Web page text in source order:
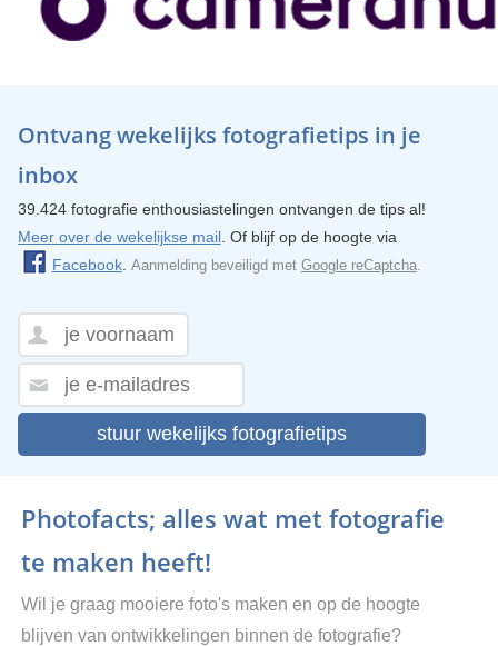
Ontvang wekelijks fotografietips in je
inbox
39.424 fotografie enthousiastelingen ontvangen de tips al!
Meer over de wekelijkse mail. Of blijf op de hoogte via
Facebook. Aanmelding beveiligd met Google reCaptcha.
stuur wekelijks fotografietips
Photofacts; alles wat met fotografie
te maken heeft!
Wil je graag mooiere foto's maken en op de hoogte
blijven van ontwikkelingen binnen de fotografie?